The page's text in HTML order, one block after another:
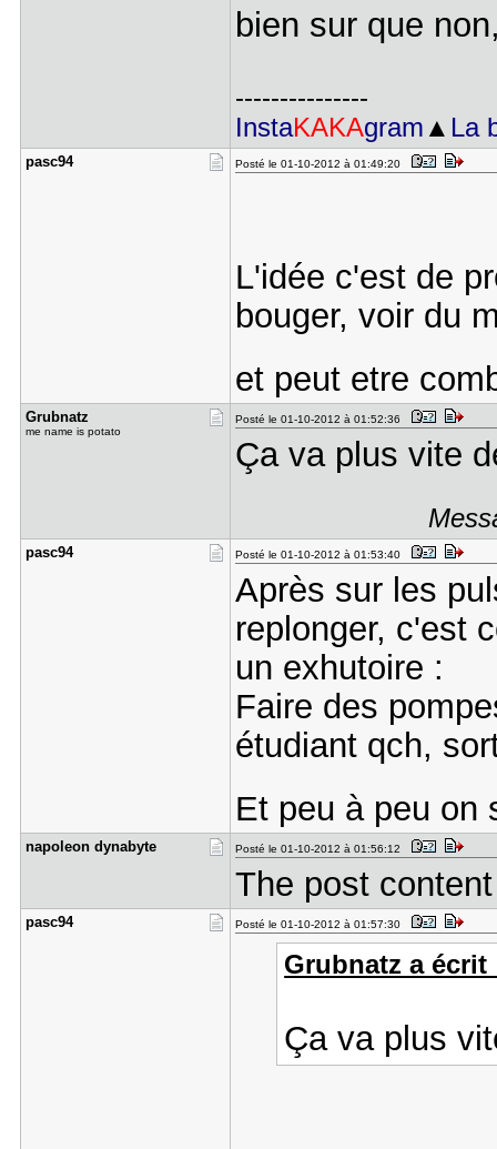
bien sur que
---------------
InstaKAKAgram ▲ La
pasc94 Posté le 01-10-2012 à 01:49:20
L'idée c'est de
bouger, voir du
et peut etre
Grubnatz
me name is potato
Posté le 01-10-2012 à 01:52:36
Ça va plus vite
pasc94 Posté le 01-10-2012 à 01:53:40
Après sur les
replonger, c'est
un exhutoire :
Faire des
étudiant qch,
Et peu à peu
napoleon d​ynabyte Posté le 01-10-2012 à 01:56:12
The post
pasc94 Posté le 01-10-2012 à 01:57:30
Grubnatz a écrit
Ça va plus